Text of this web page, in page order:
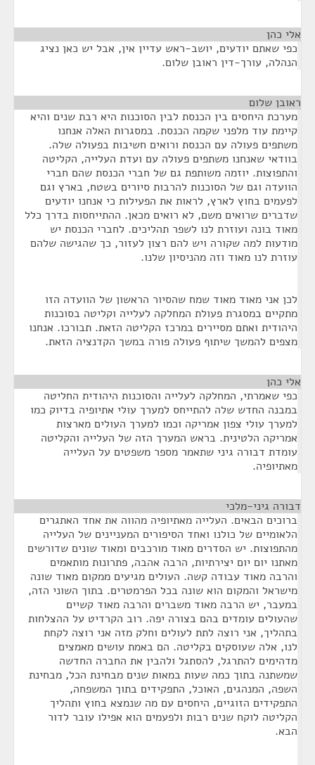
אלי כהן
כפי שאתם יודעים, יושב-ראש עדיין אין, אבל יש כאן נציג
הנהלה, עורך-דין ראובן שלום.
ראובן שלום
מערכת היחסים בין הכנסת לבין הסוכנות היא רבת שנים והיא
קיימת עוד מלפני שקמה הכנסת. במסגרות האלה אנחנו
משתפים פעולה עם הכנסת ורואים חשיבות בפעולה שלה.
בוודאי שאנחנו משתפים פעולה עם ועדת העלייה, הקליטה
והתפוצות. יוזמה משותפת גם של חברי הכנסת שהם חברי
הוועדה וגם של הסוכנות להרבות סיורים בשטח, בארץ וגם
לפעמים בחוץ לארץ, לראות את הפעילות כי אנחנו יודעים
שדברים שרואים משם, לא רואים מכאן. ההתייחסות בדרך כלל
מאוד בונה ועוזרת לנו לשפר תהליכים. לחברי הכנסת יש
מודעות למה שקורה ויש להם רצון לעזור, כך שהגישה שלהם
עוזרת לנו מאוד וזה מהניסיון שלנו.
לכן אני מאוד מאוד שמח שהסיור הראשון של הוועדה הזו
מתקיים במסגרת פעולת המחלקה לעלייה וקליטה בסוכנות
היהודית ואתם מסיירים במרכז הקליטה הזאת. תבורכו. אנחנו
מצפים להמשך שיתוף פעולה פורה במשך הקדנציה הזאת.
אלי כהן
כפי שאמרתי, המחלקה לעלייה והסוכנות היהודית החליטה
במבנה החדש שלה להתייחס למערך עולי אתיופיה בדיוק כמו
למערך עולי צפון אמריקה וכמו למערך העולים מארצות
אמריקה הלטינית. בראש המערך הזה של העלייה והקליטה
עומדת דבורה גיני שתאמר מספר משפטים על העלייה
מאתיופיה.
דבורה גיני-מלכי
ברוכים הבאים. העלייה מאתיופיה מהווה את אחד האתגרים
הלאומיים של כולנו ואחד הסיפורים המעניינים של העלייה
מהתפוצות. יש הסדרים מאוד מורכבים ומאוד שונים שדורשים
מאתנו יום יום יצירתיות, הרבה אהבה, פתרונות מותאמים
והרבה מאוד עבודה קשה. העולים מגיעים ממקום מאוד שונה
מישראל והמקום הוא שונה בכל הפרמטרים. בתוך השוני הזה,
במעבר, יש הרבה מאוד משברים והרבה מאוד קשיים
שהעולים עומדים בהם בצורה יפה. רוב הקרדיט על ההצלחות
בתהליך, אני רוצה לתת לעולים וחלק מזה אני רוצה לקחת
לנו, אלה שעוסקים בקליטה. הם באמת עושים מאמצים
מדהימים להתרגל, להסתגל ולהבין את החברה החדשה
שמשתנה בתוך כמה שעות במאות שנים מבחינת הכל, מבחינת
השפה, המנהגים, האוכל, התפקידים בתוך המשפחה,
התפקידים הזוגיים, היחסים עם מה שנמצא בחוץ ותהליך
הקליטה לוקח שנים רבות ולפעמים הוא אפילו עובר לדור
הבא.